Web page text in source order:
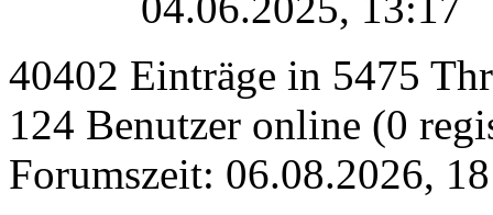
40402 Einträge in 5475
124 Benutzer online (0
Forumszeit: 06.08.2026,